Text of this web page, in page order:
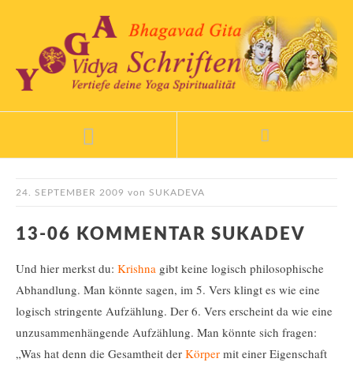
24. SEPTEMBER 2009 von SUKADEVA
13-06 KOMMENTAR SUKADEV
Und hier merkst du: Krishna gibt keine logisch philosophische
Abhandlung. Man könnte sagen, im 5. Vers klingt es wie eine
logisch stringente Aufzählung. Der 6. Vers erscheint da wie eine
unzusammenhängende Aufzählung. Man könnte sich fragen:
„Was hat denn die Gesamtheit der Körper mit einer Eigenschaft